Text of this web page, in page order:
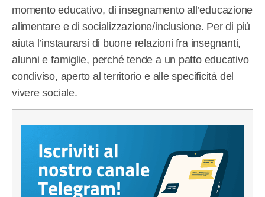
momento educativo, di insegnamento all’educazione
alimentare e di socializzazione/inclusione. Per di più
aiuta l’instaurarsi di buone relazioni fra insegnanti,
alunni e famiglie, perché tende a un patto educativo
condiviso, aperto al territorio e alle specificità del
vivere sociale.